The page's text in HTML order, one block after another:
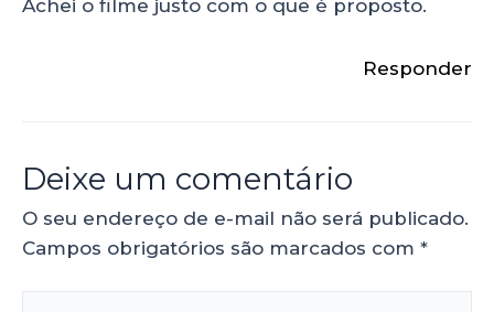
Achei o filme justo com o que é proposto.
Responder
Deixe um comentário
O seu endereço de e-mail não será publicado.
Campos obrigatórios são marcados com *